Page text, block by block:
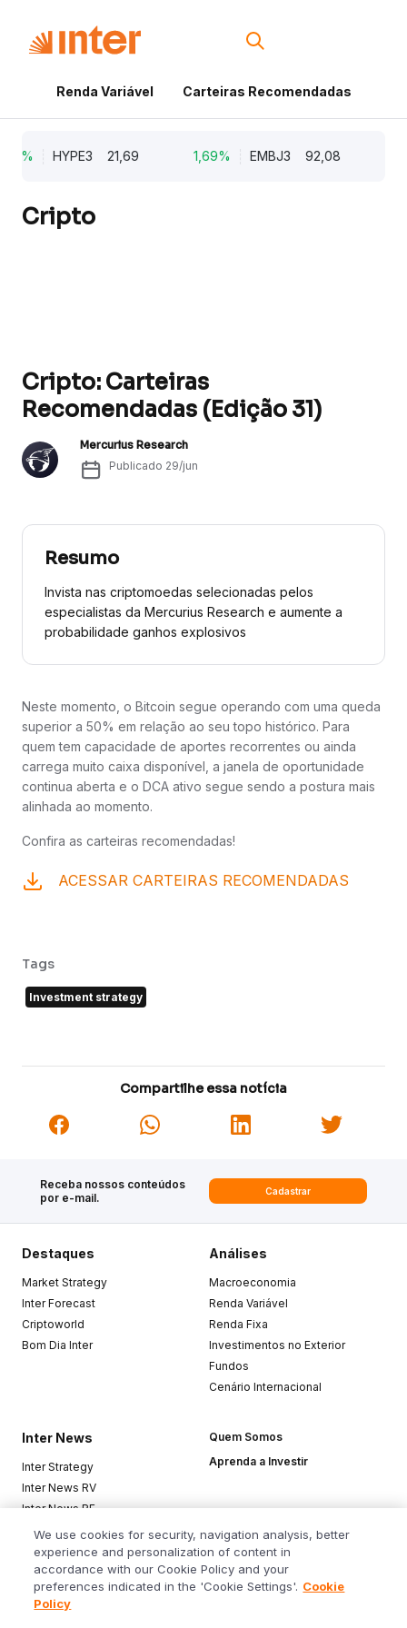
Renda Variável Carteiras Recomendadas
HYPE3 21,69 1,69% EMBJ3 92,08
Cripto
Cripto: Carteiras
Recomendadas (Edição 31)
Mercurius Research
Publicado 29/jun
Resumo
Invista nas criptomoedas selecionadas pelos
especialistas da Mercurius Research e aumente a
probabilidade ganhos explosivos
Neste momento, o Bitcoin segue operando com uma queda
superior a 50% em relação ao seu topo histórico. Para
quem tem capacidade de aportes recorrentes ou ainda
carrega muito caixa disponível, a janela de oportunidade
continua aberta e o DCA ativo segue sendo a postura mais
alinhada ao momento.
Confira as carteiras recomendadas!
ACESSAR CARTEIRAS RECOMENDADAS
Tags
Investment strategy
Compartilhe essa notícia
Receba nossos conteúdos
por e-mail.
Cadastrar
Destaques
Market Strategy
Inter Forecast
Criptoworld
Bom Dia Inter
Análises
Macroeconomia
Renda Variável
Renda Fixa
Investimentos no Exterior
Fundos
Cenário Internacional
Inter News
Inter Strategy
Inter News RV
Inter News RF
Top Funds
Quem Somos
Aprenda a Investir
Baixe o app
We use cookies for security, navigation analysis, better
experience and personalization of content in
accordance with our Cookie Policy and your
preferences indicated in the 'Cookie Settings'. Cookie
Policy